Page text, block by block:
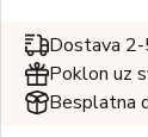
Dostava 2-
Poklon uz
Besplatna